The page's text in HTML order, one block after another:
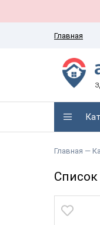
Главная
Главная —
Список